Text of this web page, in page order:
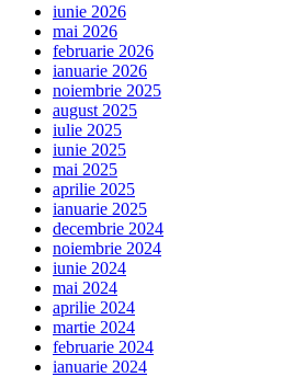
iunie 2026
mai 2026
februarie 2026
ianuarie 2026
noiembrie 2025
august 2025
iulie 2025
iunie 2025
mai 2025
aprilie 2025
ianuarie 2025
decembrie 2024
noiembrie 2024
iunie 2024
mai 2024
aprilie 2024
martie 2024
februarie 2024
ianuarie 2024